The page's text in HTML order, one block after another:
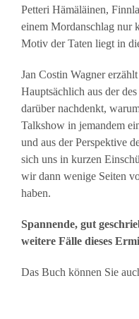
Petteri Hämäläinen,
einem Mordanschlag nur
Motiv der Taten liegt in
Jan Costin Wagner
Hauptsächlich aus der
darüber nachdenkt,
Talkshow in jemandem
und aus der Perspektive
sich uns in kurzen
wir dann wenige Seiten
haben.
Spannende, gut
weitere Fälle dieses
Das Buch können Sie